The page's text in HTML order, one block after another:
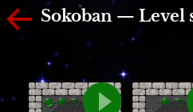
Sokoban — Level